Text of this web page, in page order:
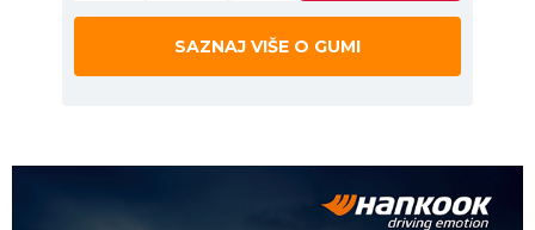
SAZNAJ VIŠE O GUMI